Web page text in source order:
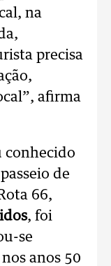
na
precisa
afirma
conhecido
de
66,
, foi
se
anos 50